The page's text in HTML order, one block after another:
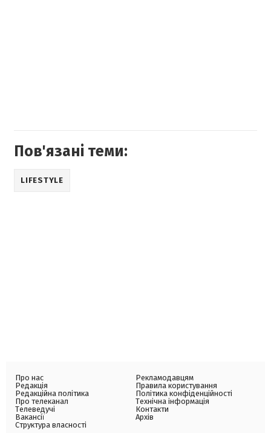
Пов'язані теми:
LIFESTYLE
Про нас
Редакція
Редакційна політика
Про телеканал
Телеведучі
Вакансії
Структура власності
Рекламодавцям
Правила користування
Політика конфіденційності
Технічна інформація
Контакти
Архів